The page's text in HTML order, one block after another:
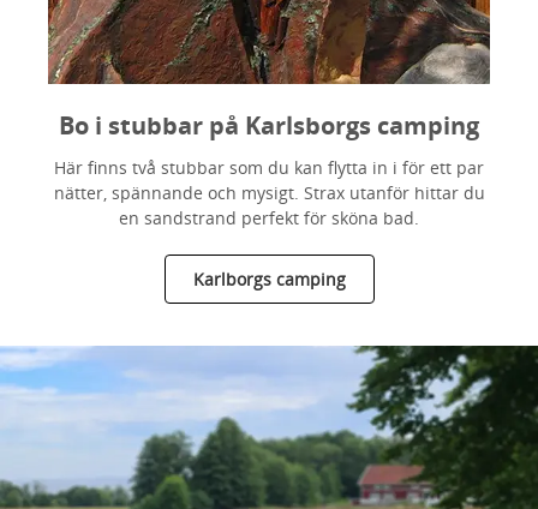
Bo i stubbar på Karlsborgs camping
Här finns två stubbar som du kan flytta in i för ett par
nätter, spännande och mysigt. Strax utanför hittar du
en sandstrand perfekt för sköna bad.
Karlborgs camping